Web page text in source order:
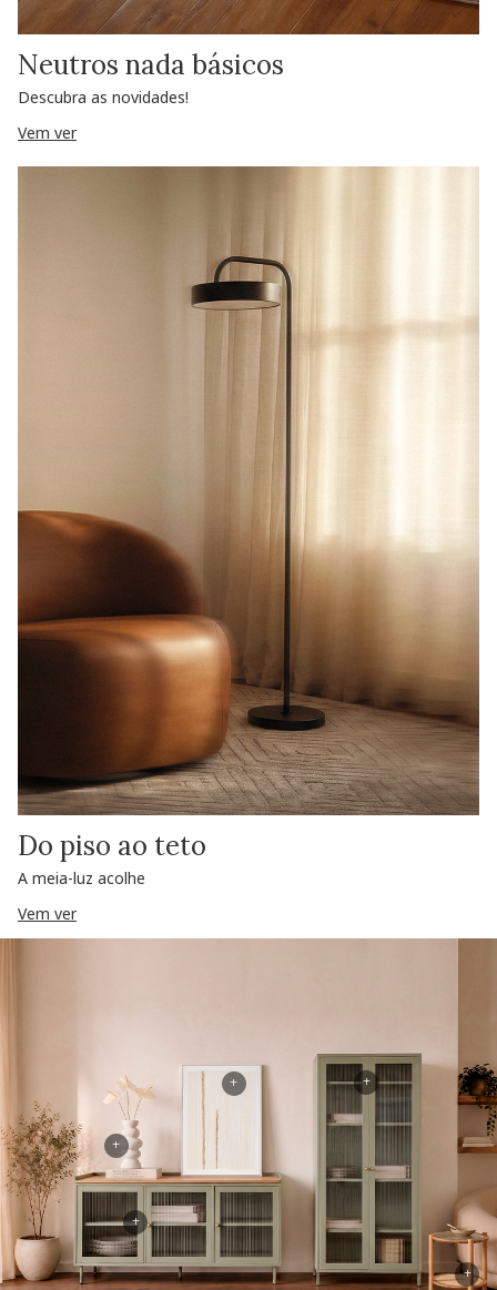
Neutros nada básicos
Descubra as novidades!
Vem ver
Do piso ao teto
A meia-luz acolhe
Vem ver
+
+
+
+
+